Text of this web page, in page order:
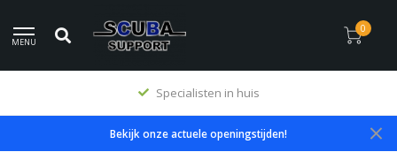
MENU
0
Specialisten in huis
Bekijk onze actuele openingstijden!